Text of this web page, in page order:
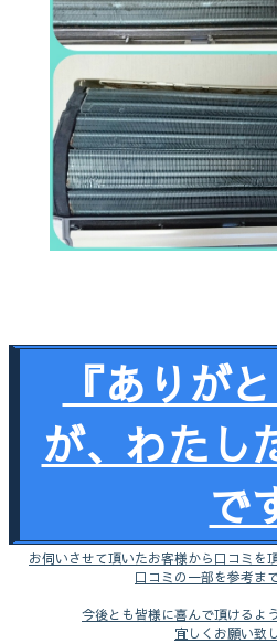
『ありが
が、わたし
で
お伺いさせて頂いたお客様から口コミを
口コミの一部を参考ま
今後とも皆様に喜んで頂けるよ
宜しくお願い致